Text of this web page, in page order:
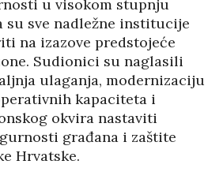
u visokom stupnju
sve nadležne institucije
na izazove predstojeće
Sudionici su naglasili
ulaganja, modernizaciju
kapaciteta i
okvira nastaviti
građana i zaštite
Hrvatske.